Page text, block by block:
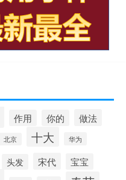
作用 你的 做法
北京 十大 华为
头发 宋代 宝宝